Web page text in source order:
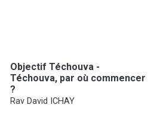
Objectif Téchouva -
Téchouva, par où commencer
?
Rav David ICHAY